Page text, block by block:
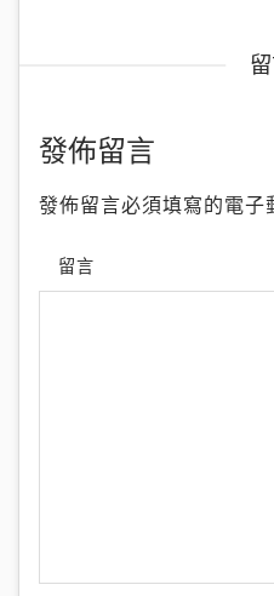
發佈留言
發佈留言必須填寫的電子
留言